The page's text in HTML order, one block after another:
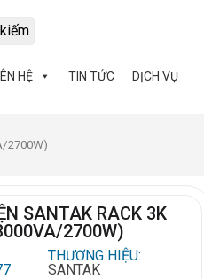
HỆ TIN TỨC DỊCH VỤ
2700W)
SANTAK RACK 3K
2700W)
THƯƠNG HIỆU:
SANTAK